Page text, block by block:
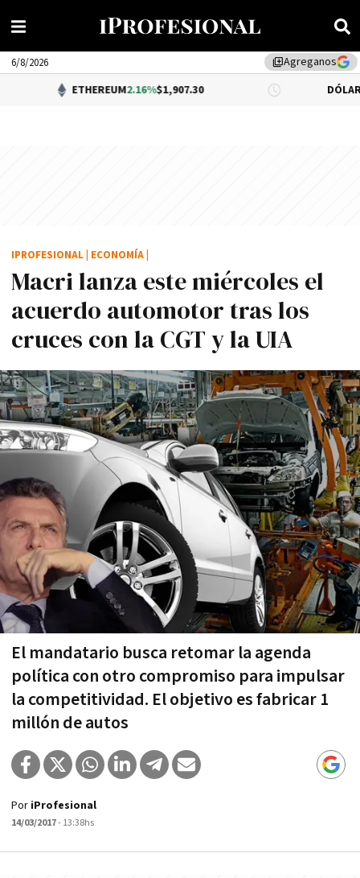
library_addAgreganos
6/8/2026
ETHEREUM2.16%$1,907.30 DÓLAR BNA 0.34%
Macri lanza este miércoles el
acuerdo automotor tras los
cruces con la CGT y la UIA
El mandatario busca retomar la agenda
política con otro compromiso para impulsar
la competitividad. El objetivo es fabricar 1
millón de autos
IPROFESIONAL ECONOMÍA
Por iProfesional
14/03/2017- 13:38hs